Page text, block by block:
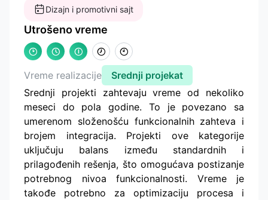
Dizajn i promotivni sajt
Utrošeno vreme
Vreme realizacije
Srednji projekat
Srednji projekti zahtevaju vreme od nekoliko
meseci do pola godine. To je povezano sa
umerenom složenošću funkcionalnih zahteva i
brojem integracija. Projekti ove kategorije
uključuju balans između standardnih i
prilagođenih rešenja, što omogućava postizanje
potrebnog nivoa funkcionalnosti. Vreme je
takođe potrebno za optimizaciju procesa i